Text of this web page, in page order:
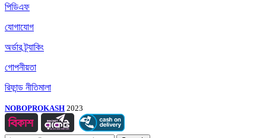
পিডিএফ
যোগাযোগ
অর্ডার ট্র্যাকিং
গোপনীয়তা
রিফান্ড নীতিমালা
NOBOPROKASH 2023